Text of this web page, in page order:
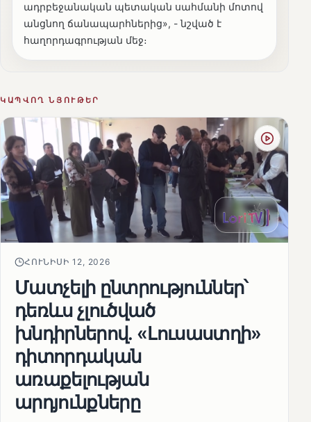
ադրբեջանական պետական սահմանի մոտով
անցնող ճանապարհներից», - նշված է
հաղորդագրության մեջ։
ԿԱՊՎՈՂ ՆՅՈՒԹԵՐ
ՀՈՒՆԻՍԻ 12, 2026
Մատչելի ընտրություններ՝
դեռևս չլուծված
խնդիրներով. «Լուսաստղի»
դիտորդական
առաքելության
արդյունքները